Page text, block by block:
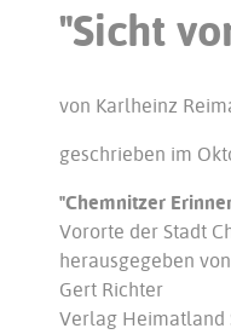
"Sicht
von Karlheinz
geschrieben im
"Chemnitzer
Vororte der Stadt
herausgegeben
Gert Richter
Verlag Heimatland